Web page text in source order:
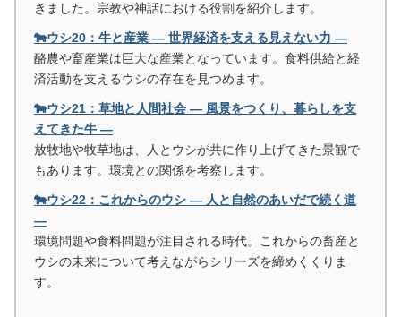
きました。宗教や神話における役割を紹介します。
🐄ウシ20：牛と産業 ― 世界経済を支える見えない力 ―
酪農や畜産業は巨大な産業となっています。食料供給と経
済活動を支えるウシの存在を見つめます。
🐄ウシ21：草地と人間社会 ― 風景をつくり、暮らしを支
えてきた牛 ―
放牧地や牧草地は、人とウシが共に作り上げてきた景観で
もあります。環境との関係を考察します。
🐄ウシ22：これからのウシ ― 人と自然のあいだで続く道
―
環境問題や食料問題が注目される時代。これからの畜産と
ウシの未来について考えながらシリーズを締めくくりま
す。